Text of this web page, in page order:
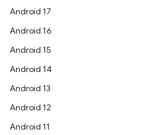
Android 17
Android 16
Android 15
Android 14
Android 13
Android 12
Android 11